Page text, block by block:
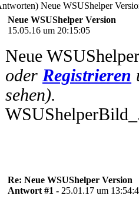
Neue WSUShelper
Neue WSUShelper Version
15.05.16 um 20:15:05
Neue
oder Registrieren
sehen).
Re: Neue WSUShelper Version
Antwort #1 - 25.01.17 um